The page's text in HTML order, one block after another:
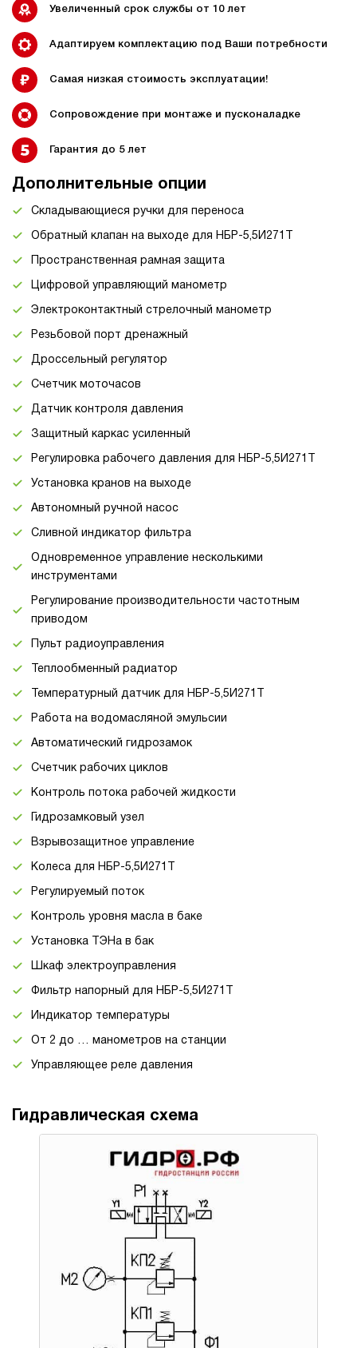
Увеличенный срок службы от 10 лет
Адаптируем комплектацию под Ваши потребности
Самая низкая стоимость эксплуатации!
Сопровождение при монтаже и пусконаладке
Гарантия до 5 лет
Дополнительные опции
Складывающиеся ручки для переноса
Обратный клапан на выходе для НБР-5,5И271Т
Пространственная рамная защита
Цифровой управляющий манометр
Электроконтактный стрелочный манометр
Резьбовой порт дренажный
Дроссельный регулятор
Счетчик моточасов
Датчик контроля давления
Защитный каркас усиленный
Регулировка рабочего давления для НБР-5,5И271Т
Установка кранов на выходе
Автономный ручной насос
Сливной индикатор фильтра
Одновременное управление несколькими
инструментами
Регулирование производительности частотным
приводом
Пульт радиоуправления
Теплообменный радиатор
Температурный датчик для НБР-5,5И271Т
Работа на водомасляной эмульсии
Автоматический гидрозамок
Счетчик рабочих циклов
Контроль потока рабочей жидкости
Гидрозамковый узел
Взрывозащитное управление
Колеса для НБР-5,5И271Т
Регулируемый поток
Контроль уровня масла в баке
Установка ТЭНа в бак
Шкаф электроуправления
Фильтр напорный для НБР-5,5И271Т
Индикатор температуры
От 2 до … манометров на станции
Управляющее реле давления
Гидравлическая схема